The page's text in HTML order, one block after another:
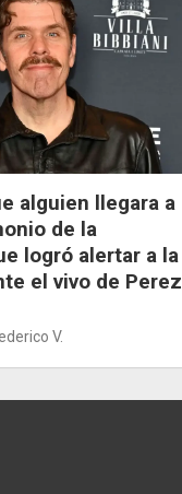
alguien llegara a
de la
logró alertar a la
el vivo de Perez
V.